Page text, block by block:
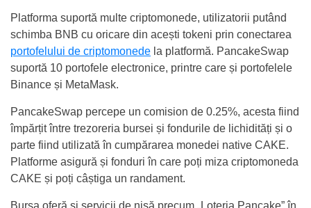
Platforma suportă multe criptomonede, utilizatorii putând
schimba BNB cu oricare din acești tokeni prin conectarea
portofelului de criptomonede la platformă. PancakeSwap
suportă 10 portofele electronice, printre care și portofelele
Binance și MetaMask.
PancakeSwap percepe un comision de 0.25%, acesta fiind
împărțit între trezoreria bursei și fondurile de lichidități și o
parte fiind utilizată în cumpărarea monedei native CAKE.
Platforme asigură și fonduri în care poți miza criptomoneda
CAKE și poți câștiga un randament.
Bursa oferă și servicii de nișă precum „Loteria Pancake” în